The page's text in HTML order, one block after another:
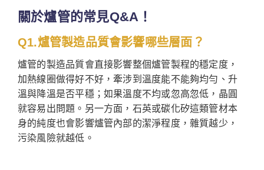
關於爐管的常見Q&A！
Q1.爐管製造品質會影響哪些層面？
爐管的製造品質會直接影響整個爐管製程的穩定度，
加熱線圈做得好不好，牽涉到溫度能不能夠均勻、升
溫與降溫是否平穩；如果溫度不均或忽高忽低，晶圓
就容易出問題。另一方面，石英或碳化矽這類管材本
身的純度也會影響爐管內部的潔淨程度，雜質越少，
污染風險就越低。